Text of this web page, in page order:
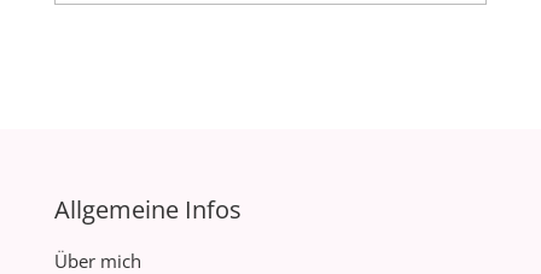
Allgemeine Infos
Über mich